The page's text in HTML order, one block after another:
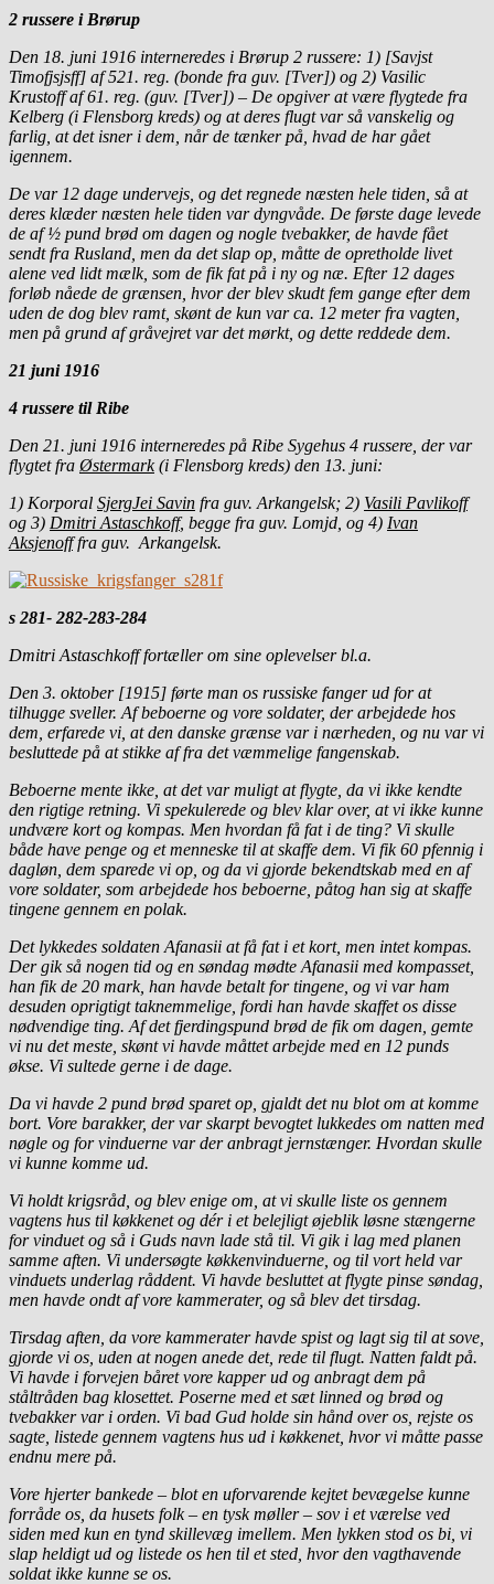
2 russere i Brørup
Den 18. juni 1916 interneredes i Brørup 2 russere: 1) [Savjst
Timofjsjsff] af 521. reg. (bonde fra guv. [Tver]) og 2) Vasilic
Krustoff af 61. reg. (guv. [Tver]) – De opgiver at være flygtede fra
Kelberg (i Flensborg kreds) og at deres flugt var så vanskelig og
farlig, at det isner i dem, når de tænker på, hvad de har gået
igennem.
De var 12 dage undervejs, og det regnede næsten hele tiden, så at
deres klæder næsten hele tiden var dyngvåde. De første dage levede
de af ½ pund brød om dagen og nogle tvebakker, de havde fået
sendt fra Rusland, men da det slap op, måtte de opretholde livet
alene ved lidt mælk, som de fik fat på i ny og næ. Efter 12 dages
forløb nåede de grænsen, hvor der blev skudt fem gange efter dem
uden de dog blev ramt, skønt de kun var ca. 12 meter fra vagten,
men på grund af gråvejret var det mørkt, og dette reddede dem.
21 juni 1916
4 russere til Ribe
Den 21. juni 1916 interneredes på Ribe Sygehus 4 russere, der var
flygtet fra Østermark(i Flensborg kreds) den 13. juni:
1) Korporal SjergJei Savin fra guv. Arkangelsk; 2) Vasili Pavlikoff
og 3) Dmitri Astaschkoff, begge fra guv. Lomjd, og 4) Ivan
Aksjenofffra guv. Arkangelsk.
s 281- 282-283-284
Dmitri Astaschkoff fortæller om sine oplevelser bl.a.
Den 3. oktober [1915] førte man os russiske fanger ud for at
tilhugge sveller. Af beboerne og vore soldater, der arbejdede hos
dem, erfarede vi, at den danske grænse var i nærheden, og nu var vi
besluttede på at stikke af fra det væmmelige fangenskab.
Beboerne mente ikke, at det var muligt at flygte, da vi ikke kendte
den rigtige retning. Vi spekulerede og blev klar over, at vi ikke kunne
undvære kort og kompas. Men hvordan få fat i de ting? Vi skulle
både have penge og et menneske til at skaffe dem. Vi fik 60 pfennig i
dagløn, dem sparede vi op, og da vi gjorde bekendtskab med en af
vore soldater, som arbejdede hos beboerne, påtog han sig at skaffe
tingene gennem en polak.
Det lykkedes soldaten Afanasii at få fat i et kort, men intet kompas.
Der gik så nogen tid og en søndag mødte Afanasii med kompasset,
han fik de 20 mark, han havde betalt for tingene, og vi var ham
desuden oprigtigt taknemmelige, fordi han havde skaffet os disse
nødvendige ting. Af det fjerdingspund brød de fik om dagen, gemte
vi nu det meste, skønt vi havde måttet arbejde med en 12 punds
økse. Vi sultede gerne i de dage.
Da vi havde 2 pund brød sparet op, gjaldt det nu blot om at komme
bort. Vore barakker, der var skarpt bevogtet lukkedes om natten med
nøgle og for vinduerne var der anbragt jernstænger. Hvordan skulle
vi kunne komme ud.
Vi holdt krigsråd, og blev enige om, at vi skulle liste os gennem
vagtens hus til køkkenet og dér i et belejligt øjeblik løsne stængerne
for vinduet og så i Guds navn lade stå til. Vi gik i lag med planen
samme aften. Vi undersøgte køkkenvinduerne, og til vort held var
vinduets underlag råddent. Vi havde besluttet at flygte pinse søndag,
men havde ondt af vore kammerater, og så blev det tirsdag.
Tirsdag aften, da vore kammerater havde spist og lagt sig til at sove,
gjorde vi os, uden at nogen anede det, rede til flugt. Natten faldt på.
Vi havde i forvejen båret vore kapper ud og anbragt dem på
ståltråden bag klosettet. Poserne med et sæt linned og brød og
tvebakker var i orden. Vi bad Gud holde sin hånd over os, rejste os
sagte, listede gennem vagtens hus ud i køkkenet, hvor vi måtte passe
endnu mere på.
Vore hjerter bankede – blot en uforvarende kejtet bevægelse kunne
forråde os, da husets folk – en tysk møller – sov i et værelse ved
siden med kun en tynd skillevæg imellem. Men lykken stod os bi, vi
slap heldigt ud og listede os hen til et sted, hvor den vagthavende
soldat ikke kunne se os.